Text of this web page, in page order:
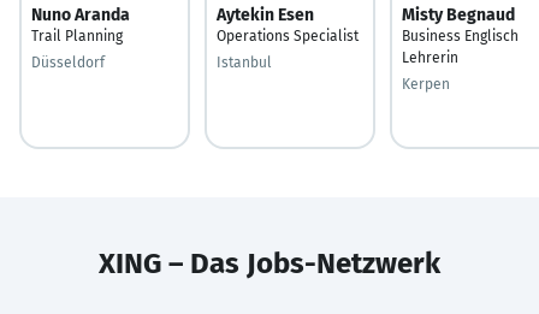
Nuno Aranda
Trail Planning
Düsseldorf
Aytekin Esen
Operations Specialist
Istanbul
Misty Begnaud
Business Englisch
Lehrerin
Kerpen
XING – Das Jobs-Netzwerk